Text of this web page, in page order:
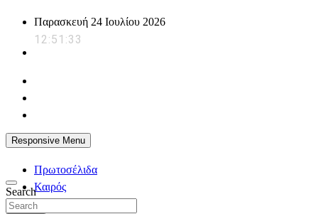
Παρασκευή 24 Ιουλίου 2026
12:51:34
Responsive Menu
Πρωτοσέλιδα
Καιρός
Ζώδια
powerplayer.gr
Search